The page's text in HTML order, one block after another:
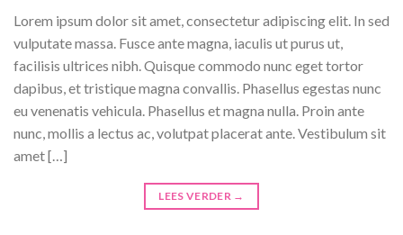
Lorem ipsum dolor sit amet, consectetur adipiscing elit. In sed
vulputate massa. Fusce ante magna, iaculis ut purus ut,
facilisis ultrices nibh. Quisque commodo nunc eget tortor
dapibus, et tristique magna convallis. Phasellus egestas nunc
eu venenatis vehicula. Phasellus et magna nulla. Proin ante
nunc, mollis a lectus ac, volutpat placerat ante. Vestibulum sit
amet […]
LEES VERDER →